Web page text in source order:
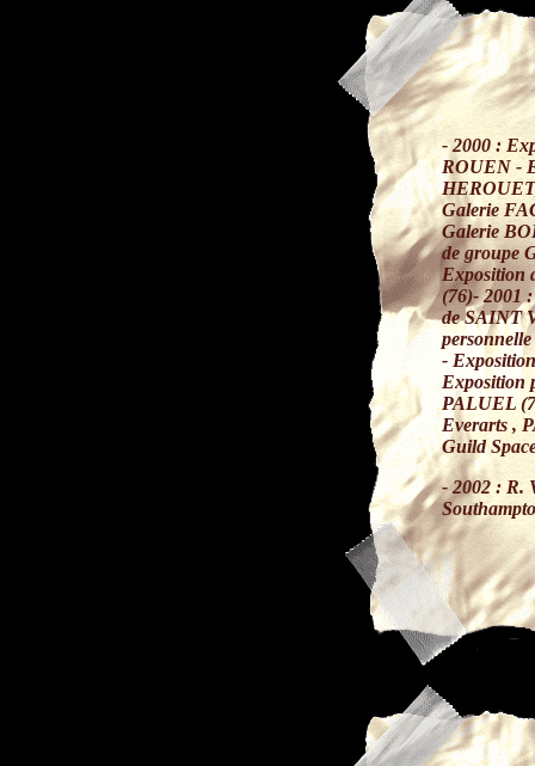
- 2000 :
ROUEN -
Galerie
Galerie
de groupe
Exposition
(76)- 2001
de SAINT
-
Exposition
PALUEL
Everarts ,
Guild
- 2002 : R.